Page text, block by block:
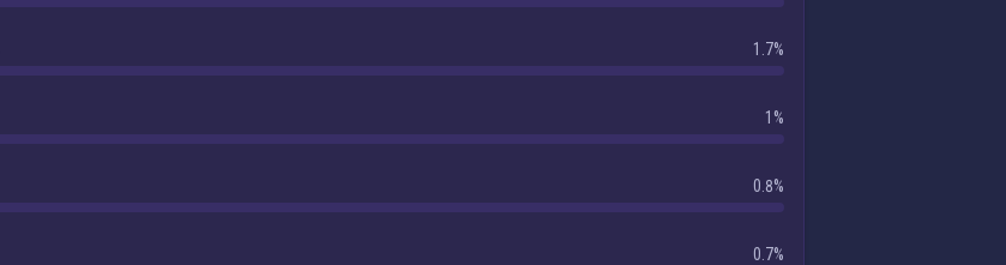
1.7%
1%
0.8%
0.7%